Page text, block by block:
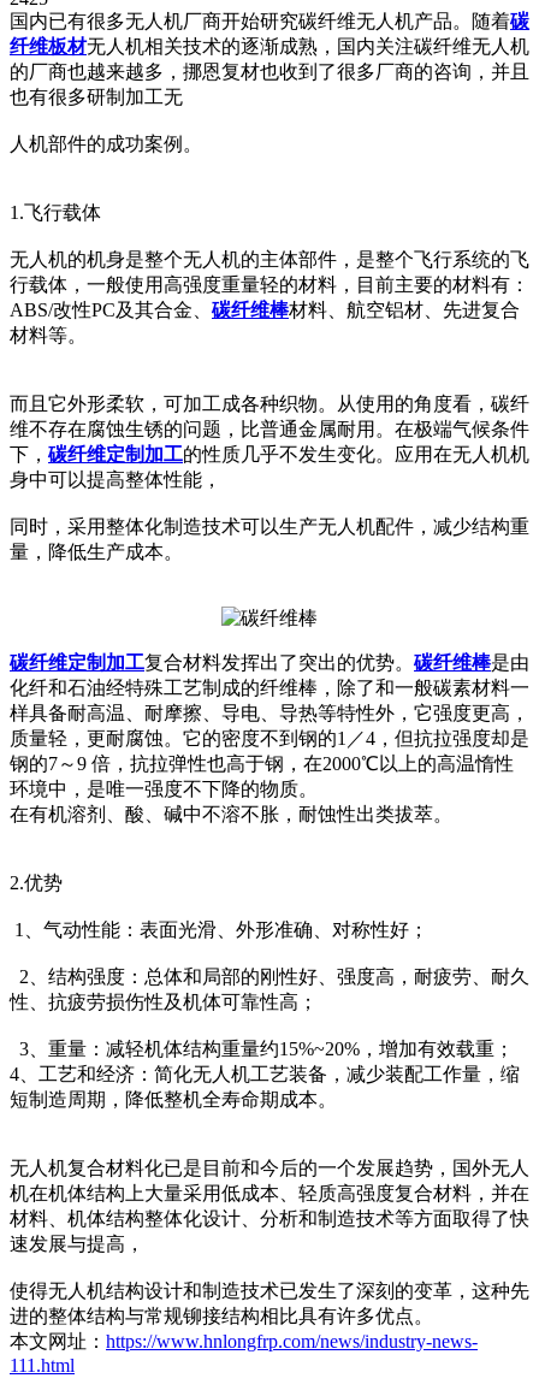
国内已有很多无人机厂商开始研究碳纤维无人机产品。随着碳
纤维板材无人机相关技术的逐渐成熟，国内关注碳纤维无人机
的厂商也越来越多，挪恩复材也收到了很多厂商的咨询，并且
也有很多研制加工无
人机部件的成功案例。
1.飞行载体
无人机的机身是整个无人机的主体部件，是整个飞行系统的飞
行载体，一般使用高强度重量轻的材料，目前主要的材料有：
ABS/改性PC及其合金、 碳纤维棒材料、航空铝材、先进复合
材料等。
而且它外形柔软，可加工成各种织物。从使用的角度看，碳纤
维不存在腐蚀生锈的问题，比普通金属耐用。在极端气候条件
下， 碳纤维定制加工的性质几乎不发生变化。应用在无人机机
身中可以提高整体性能，
同时，采用整体化制造技术可以生产无人机配件，减少结构重
量，降低生产成本。
碳纤维定制加工复合材料发挥出了突出的优势。 碳纤维棒是由
化纤和石油经特殊工艺制成的纤维棒，除了和一般碳素材料一
样具备耐高温、耐摩擦、导电、导热等特性外，它强度更高，
质量轻，更耐腐蚀。它的密度不到钢的1／4，但抗拉强度却是
钢的7～9 倍，抗拉弹性也高于钢，在2000℃以上的高温惰性
环境中，是唯一强度不下降的物质。
在有机溶剂、酸、碱中不溶不胀，耐蚀性出类拔萃。
2.优势
1、气动性能：表面光滑、外形准确、对称性好；
2、结构强度：总体和局部的刚性好、强度高，耐疲劳、耐久
性、抗疲劳损伤性及机体可靠性高；
3、重量：减轻机体结构重量约15%~20%，增加有效载重；
4、工艺和经济：简化无人机工艺装备，减少装配工作量，缩
短制造周期，降低整机全寿命期成本。
无人机复合材料化已是目前和今后的一个发展趋势，国外无人
机在机体结构上大量采用低成本、轻质高强度复合材料，并在
材料、机体结构整体化设计、分析和制造技术等方面取得了快
速发展与提高，
使得无人机结构设计和制造技术已发生了深刻的变革，这种先
进的整体结构与常规铆接结构相比具有许多优点。
本文网址： https://www.hnlongfrp.com/news/industry-news-
111.html